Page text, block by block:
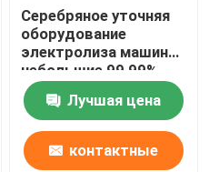
Серебряное уточняя
оборудование
электролиза машины
небольшие 99,99%
легкое для того
чтобы привестись в
действие
доказательство
утечки
Лучшая цена
контактные